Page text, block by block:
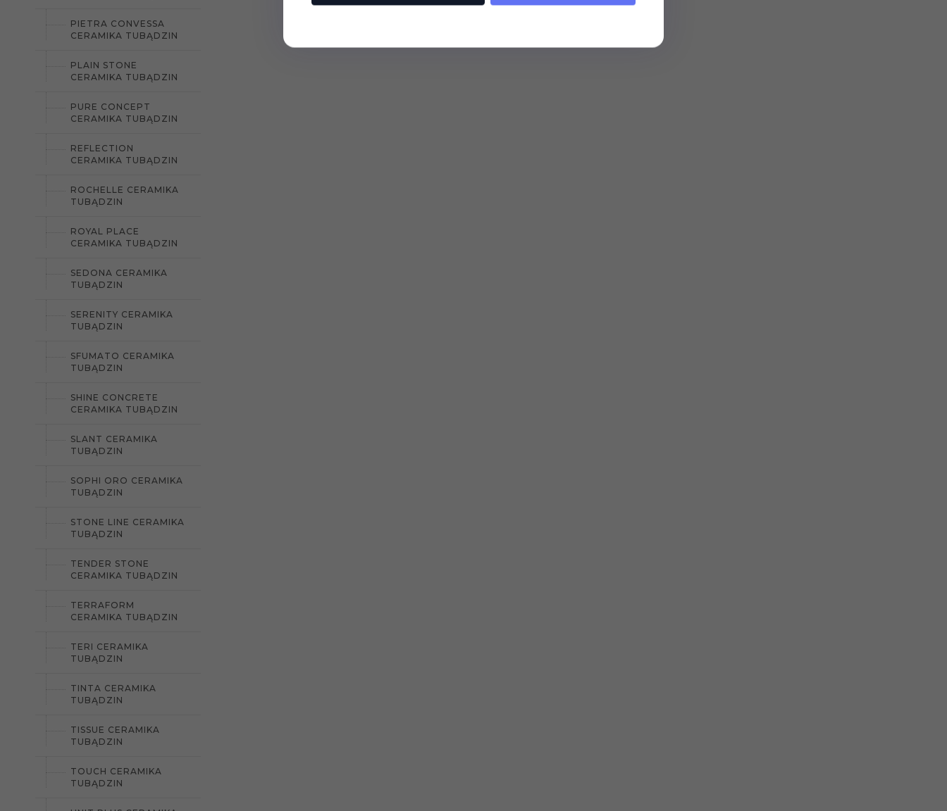
PIETRA CONVESSA
CERAMIKA TUBĄDZIN
PLAIN STONE
CERAMIKA TUBĄDZIN
PURE CONCEPT
CERAMIKA TUBĄDZIN
REFLECTION
CERAMIKA TUBĄDZIN
ROCHELLE CERAMIKA
TUBĄDZIN
ROYAL PLACE
CERAMIKA TUBĄDZIN
SEDONA CERAMIKA
TUBĄDZIN
SERENITY CERAMIKA
TUBĄDZIN
SFUMATO CERAMIKA
TUBĄDZIN
SHINE CONCRETE
CERAMIKA TUBĄDZIN
SLANT CERAMIKA
TUBĄDZIN
SOPHI ORO CERAMIKA
TUBĄDZIN
STONE LINE CERAMIKA
TUBĄDZIN
TENDER STONE
CERAMIKA TUBĄDZIN
TERRAFORM
CERAMIKA TUBĄDZIN
TERI CERAMIKA
TUBĄDZIN
TINTA CERAMIKA
TUBĄDZIN
TISSUE CERAMIKA
TUBĄDZIN
TOUCH CERAMIKA
TUBĄDZIN